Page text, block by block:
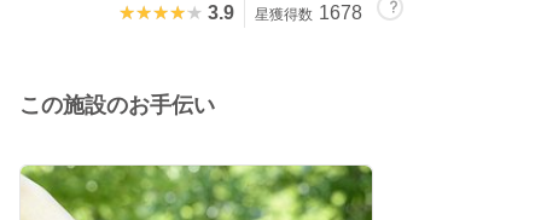
★★★★★
★★★★★ 3.9 星獲得数 1678
この施設のお手伝い